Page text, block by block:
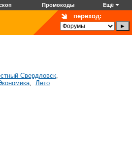
Промокоды Ещё
переход:
Свердловск,
, Лето